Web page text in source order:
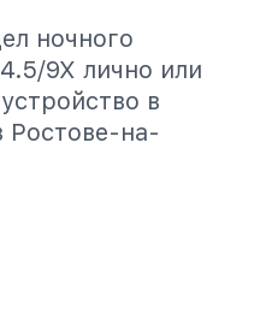
ночного
9X лично или
в
Ростове-на-